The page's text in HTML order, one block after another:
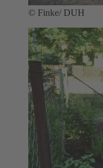
© Finke/ DUH